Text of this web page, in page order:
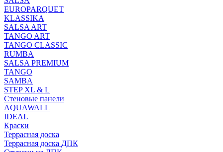
EUROPARQUET
KLASSIKA
SALSA ART
TANGO ART
TANGO CLASSIC
RUMBA
SALSA PREMIUM
TANGO
SAMBA
STEP XL & L
Стеновые панели
AQUAWALL
IDEAL
Краски
Террасная доска
Террасная доска ДПК